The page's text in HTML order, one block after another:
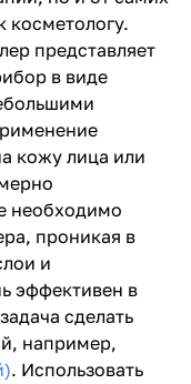
косметологу.
представляет
в виде
кожу лица или
необходимо
проникая в
и
эффективен в
сделать
например,
. Использовать